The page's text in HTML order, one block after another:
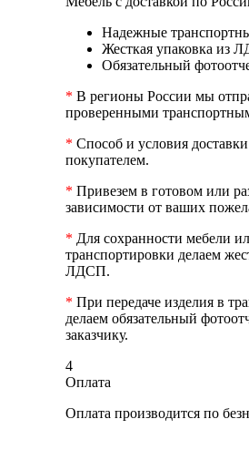
Надежные
Жесткая упаковка из
Обязательный
* В регионы России мы
проверенными
* Способ и условия
покупателем.
* Привезем в готовом или
зависимости от ваших
* Для сохранности мебели
транспортировки делаем
ЛДСП.
* При передаче изделия в
делаем обязательный
заказчику.
4
Оплата
Оплата производится по